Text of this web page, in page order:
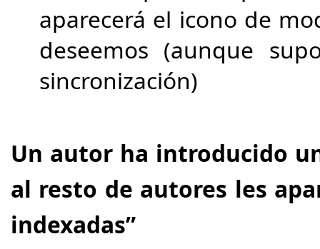
aparecerá el icono de
deseemos (aunque
sincronización)
Un autor ha introducido
al resto de autores les
indexadas”